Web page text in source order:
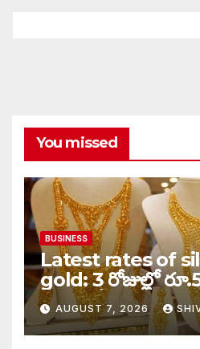
You missed
BUSINESS
Latest rates of
gold: 3 రోజుల్లో
తులం గోల్డ్…
AUGUST 7, 2026